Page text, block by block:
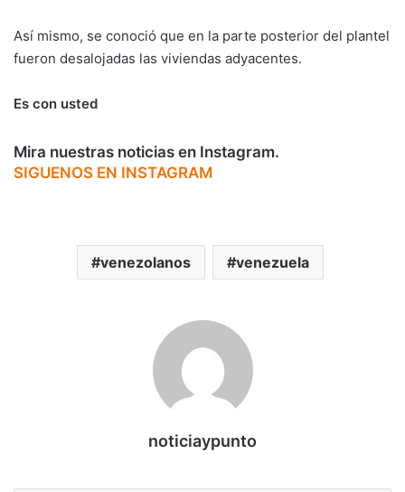
Así mismo, se conoció que en la parte posterior del plantel
fueron desalojadas las viviendas adyacentes.
Es con usted
Mira nuestras noticias en Instagram.
SIGUENOS EN INSTAGRAM
venezolanos venezuela
noticiaypunto